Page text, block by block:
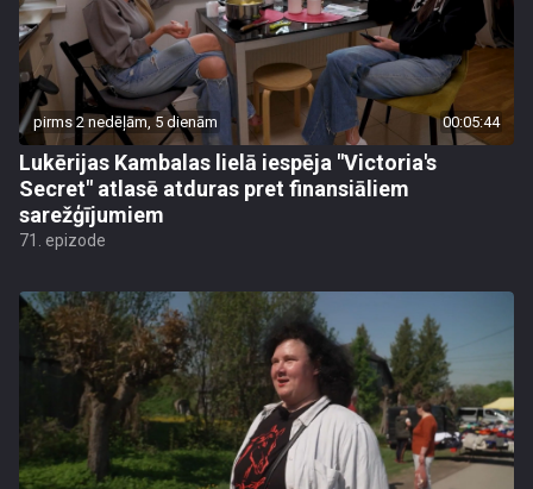
pirms 2 nedēļām, 5 dienām 00:05:44
Lukērijas Kambalas lielā iespēja "Victoria's
Secret" atlasē atduras pret finansiāliem
sarežģījumiem
71. epizode